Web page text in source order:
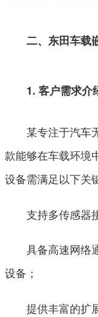
二、东田车载
1. 客户需求介
某专注于汽车无
款能够在车载环境
设备需满足以下关
支持多传感器接
具备高速网络通
设备；
提供丰富的扩展